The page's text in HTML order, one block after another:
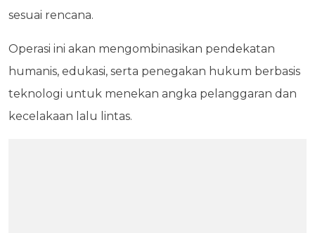
sesuai rencana.
Operasi ini akan mengombinasikan pendekatan
humanis, edukasi, serta penegakan hukum berbasis
teknologi untuk menekan angka pelanggaran dan
kecelakaan lalu lintas.